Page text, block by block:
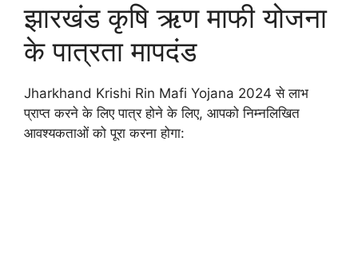
झारखंड कृषि ऋण माफी योजना
के पात्रता मापदंड
Jharkhand Krishi Rin Mafi Yojana 2024 से लाभ
प्राप्त करने के लिए पात्र होने के लिए, आपको निम्नलिखित
आवश्यकताओं को पूरा करना होगा: